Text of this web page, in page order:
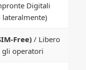
Digitali
Free)/ Libero
operatori